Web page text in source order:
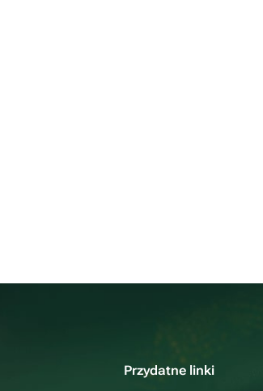
Przydatne linki